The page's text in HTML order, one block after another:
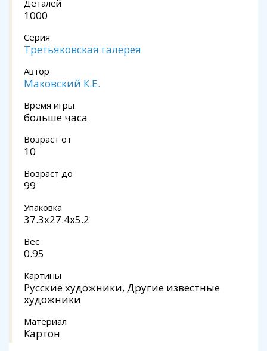
Деталей
1000
Серия
Третьяковская галерея
Автор
Маковский К.Е.
Время игры
больше часа
Возраст от
10
Возраст до
99
Упаковка
37.3x27.4x5.2
Вес
0.95
Картины
Русские художники, Другие известные
художники
Материал
Картон